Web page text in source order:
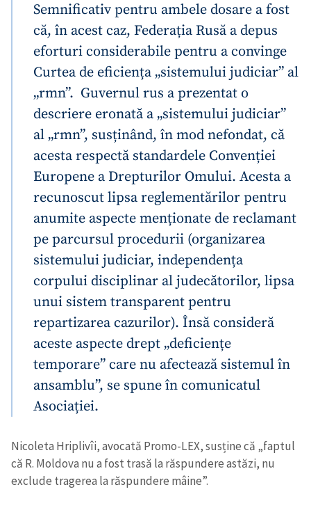
Semnificativ pentru ambele dosare a fost
că, în acest caz, Federația Rusă a depus
eforturi considerabile pentru a convinge
Curtea de eficiența „sistemului judiciar” al
„rmn”. Guvernul rus a prezentat o
descriere eronată a „sistemului judiciar”
al „rmn”, susținând, în mod nefondat, că
acesta respectă standardele Convenției
Europene a Drepturilor Omului. Acesta a
recunoscut lipsa reglementărilor pentru
anumite aspecte menționate de reclamant
pe parcursul procedurii (organizarea
sistemului judiciar, independența
corpului disciplinar al judecătorilor, lipsa
unui sistem transparent pentru
repartizarea cazurilor). Însă consideră
aceste aspecte drept „deficiențe
temporare” care nu afectează sistemul în
ansamblu”, se spune în comunicatul
Asociației.
Nicoleta Hriplivîi, avocată Promo-LEX, susține că „faptul
că R. Moldova nu a fost trasă la răspundere astăzi, nu
exclude tragerea la răspundere mâine”.